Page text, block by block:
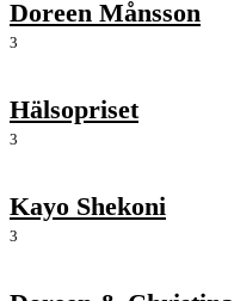
Doreen Månsson
3
Hälsopriset
3
Kayo Shekoni
3